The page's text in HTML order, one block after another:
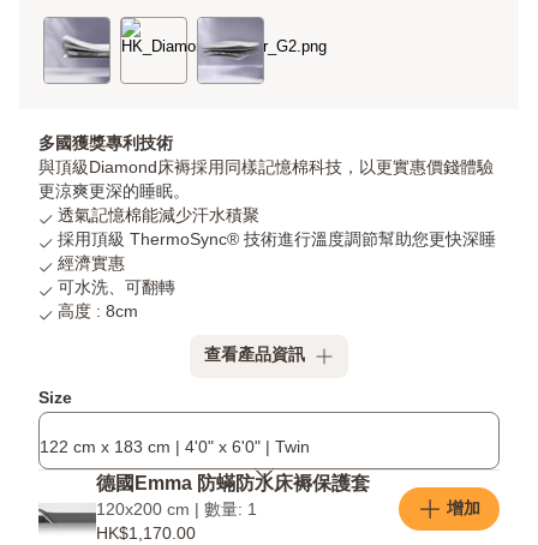
多國獲獎專利技術
與頂級Diamond床褥採用同樣記憶棉科技，以更實惠價錢體驗
更涼爽更深的睡眠。
透氣記憶棉能減少汗水積聚
採用頂級 ThermoSync® 技術進行溫度調節幫助您更快深睡
經濟實惠
可水洗、可翻轉
高度 : 8cm
查看產品資訊
附
產
Size
122 cm x 183 cm | 4'0" x 6'0" | Twin
德國Emma 防蟎防水床褥保護套
120x200 cm | 數量: 1
HK$1,170.00
增加